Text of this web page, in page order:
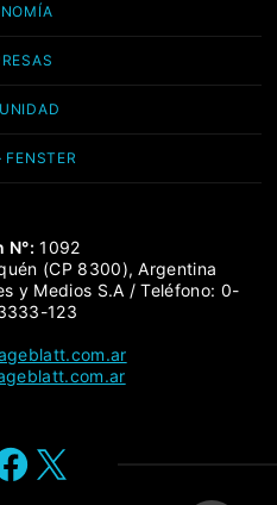
FENSTER
N°: 1092
(CP 8300), Argentina
y Medios S.A / Teléfono: 0-
123
X